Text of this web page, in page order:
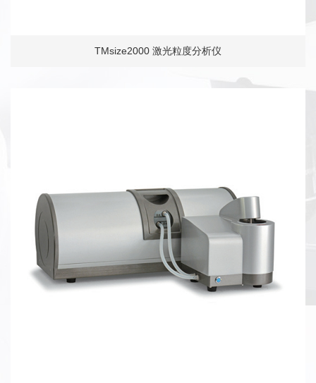
TMsize2000 激光粒度分析仪